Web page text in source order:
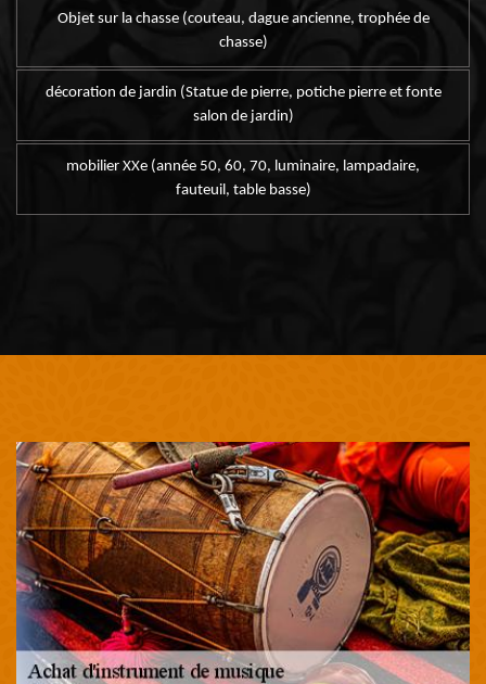
Objet sur la chasse (couteau, dague ancienne, trophée de
chasse)
décoration de jardin (Statue de pierre, potiche pierre et fonte
salon de jardin)
mobilier XXe (année 50, 60, 70, luminaire, lampadaire,
fauteuil, table basse)